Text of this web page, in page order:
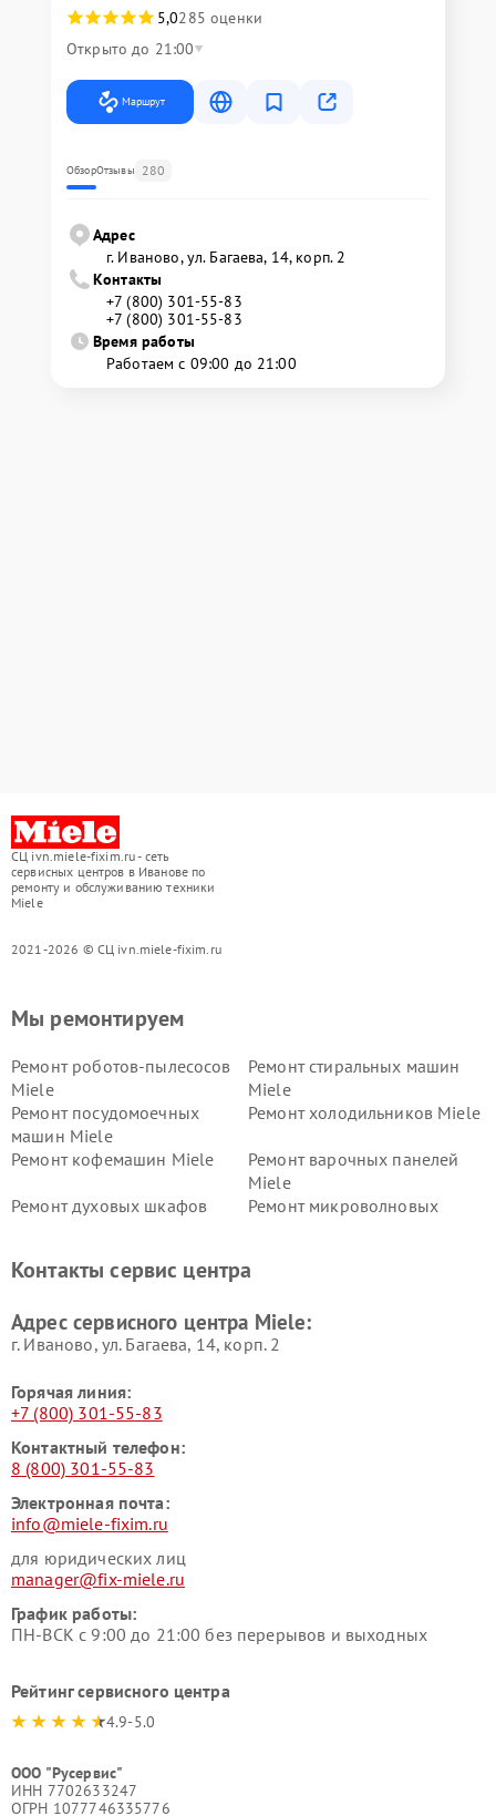
5,0285 оценки
Открыто до 21:00
Маршрут
ОбзорОтзывы 280
Адрес
г. Иваново, ул. Багаева, 14, корп. 2
Контакты
+7 (800) 301-55-83
+7 (800) 301-55-83
Время работы
Работаем с 09:00 до 21:00
СЦ ivn.miele-fixim.ru - сеть
сервисных центров в Иванове по
ремонту и обслуживанию техники
Miele
2021-2026 © СЦ ivn.miele-fixim.ru
Мы ремонтируем
Ремонт роботов-пылесосов
Miele
Ремонт стиральных машин
Miele
Ремонт посудомоечных
машин Miele
Ремонт холодильников Miele
Ремонт кофемашин Miele
Ремонт варочных панелей
Miele
Ремонт духовых шкафов
Ремонт микроволновых
Miele
Miele
пылесосов Miele
Контакты сервис центра
Адрес сервисного центра Miele:
г. Иваново, ул. Багаева, 14, корп. 2
Горячая линия:
+7 (800) 301-55-83
Контактный телефон:
8 (800) 301-55-83
Электронная почта:
info@miele-fixim.ru
для юридических лиц
manager@fix-miele.ru
График работы:
ПН-ВСК с 9:00 до 21:00 без перерывов и выходных
Рейтинг сервисного центра
4.9-5.0
ООО "Русервис"
ИНН 7702633247
ОГРН 1077746335776